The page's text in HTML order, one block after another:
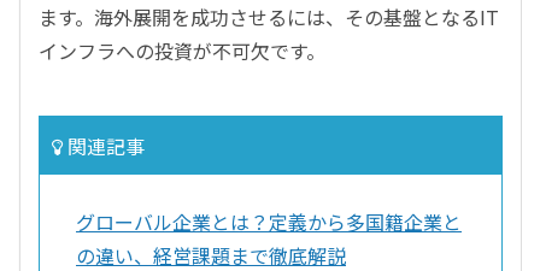
ます。海外展開を成功させるには、その基盤となるIT
インフラへの投資が不可欠です。
関連記事
グローバル企業とは？定義から多国籍企業と
の違い、経営課題まで徹底解説